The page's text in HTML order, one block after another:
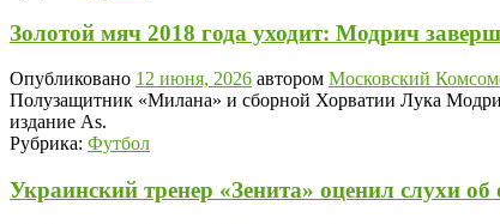
Золотой мяч 2018 года уходит: Модрич
Опубликовано 12 июня, 2026 автором Московский
Полузащитник «Милана» и сборной Хорватии Лука
издание As.
Рубрика: Футбол
Украинский тренер «Зенита» оценил слухи